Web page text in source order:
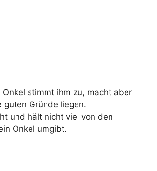
stimmt ihm zu, macht aber
guten Gründe liegen.
und hält nicht viel von den
Onkel umgibt.